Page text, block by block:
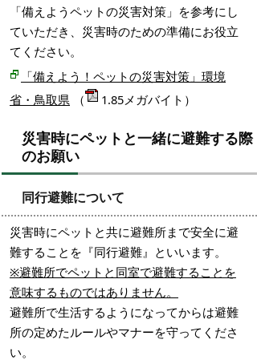
「備えようペットの災害対策」を参考にし
ていただき、災害時のための準備にお役立
てください。
「備えよう！ペットの災害対策」環境
省・鳥取県 （ 1.85メガバイト）
災害時にペットと一緒に避難する際
のお願い
同行避難について
災害時にペットと共に避難所まで安全に避
難することを『同行避難』といいます。
※避難所でペットと同室で避難することを
意味するものではありません。
避難所で生活するようになってからは避難
所の定めたルールやマナーを守ってくださ
い。